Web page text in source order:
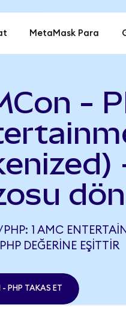
MetaMask Para
-
1 AMC
DEĞERINE EŞITTIR
PHP TAKAS ET